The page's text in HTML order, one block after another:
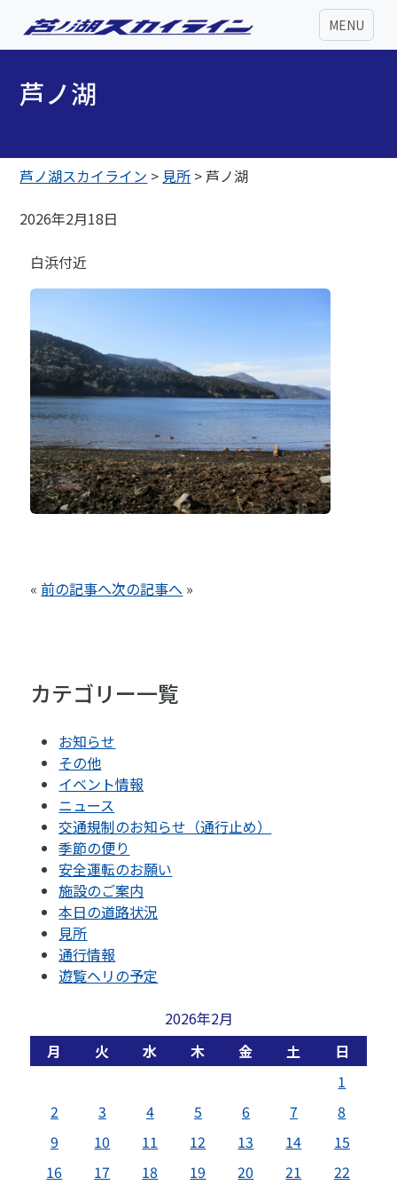
MENU
芦ノ湖
芦ノ湖スカイライン > 見所 > 芦ノ湖
2026年2月18日
白浜付近
«前の記事へ次の記事へ »
カテゴリー一覧
お知らせ
その他
イベント情報
ニュース
交通規制のお知らせ（通行止め）
季節の便り
安全運転のお願い
施設のご案内
本日の道路状況
見所
通行情報
遊覧ヘリの予定
2026年2月
月
火 水 木 金 土
日
1
2
3 4 5 6 7
8
9
10 11 12 13 14
15
16
17 18 19 20 21
22